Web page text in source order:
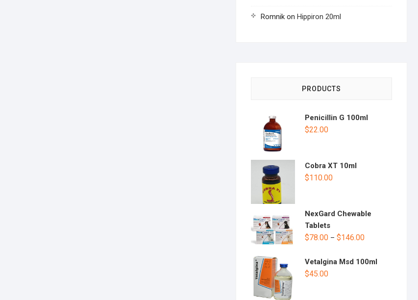
Romnik on Hippiron 20ml
PRODUCTS
Penicillin G 100ml
$22.00
Cobra XT 10ml
$110.00
NexGard Chewable
Tablets
$78.00 – $146.00
Vetalgina Msd 100ml
$45.00